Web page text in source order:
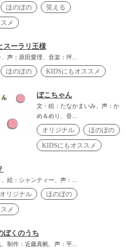
ほのぼの 笑える
メ
スーラリ王様
声：原田愛理、音楽：坪...
ほのぼの KIDSにもオススメ
ぼこちゃん
文・絵：たなかまいみ、声：か
め＆めり、音...
オリジナル ほのぼの
KIDSにもオススメ
絵：シャンティー、声：...
オリジナル ほのぼの
メ
ぼくのうち
制作：近藤真帆、声：平...